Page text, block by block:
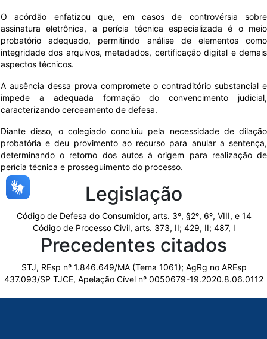
O acórdão enfatizou que, em casos de controvérsia sobre
assinatura eletrônica, a perícia técnica especializada é o meio
probatório adequado, permitindo análise de elementos como
integridade dos arquivos, metadados, certificação digital e demais
aspectos técnicos.
A ausência dessa prova compromete o contraditório substancial e
impede a adequada formação do convencimento judicial,
caracterizando cerceamento de defesa.
Diante disso, o colegiado concluiu pela necessidade de dilação
probatória e deu provimento ao recurso para anular a sentença,
determinando o retorno dos autos à origem para realização de
perícia técnica e prosseguimento do processo.
Legislação
Código de Defesa do Consumidor, arts. 3º, §2º, 6º, VIII, e 14
Código de Processo Civil, arts. 373, II; 429, II; 487, I
Precedentes citados
STJ, REsp nº 1.846.649/MA (Tema 1061); AgRg no AREsp
437.093/SP TJCE, Apelação Cível nº 0050679-19.2020.8.06.0112